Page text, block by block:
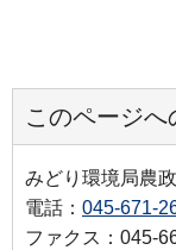
このページへ
みどり環境局農
電話： 045-671-
ファクス：045-